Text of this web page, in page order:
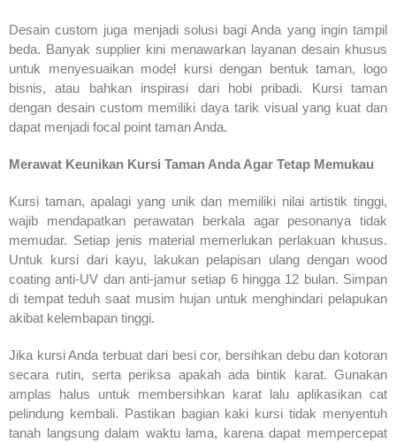
Desain custom juga menjadi solusi bagi Anda yang ingin tampil
beda. Banyak supplier kini menawarkan layanan desain khusus
untuk menyesuaikan model kursi dengan bentuk taman, logo
bisnis, atau bahkan inspirasi dari hobi pribadi. Kursi taman
dengan desain custom memiliki daya tarik visual yang kuat dan
dapat menjadi focal point taman Anda.
Merawat Keunikan Kursi Taman Anda Agar Tetap Memukau
Kursi taman, apalagi yang unik dan memiliki nilai artistik tinggi,
wajib mendapatkan perawatan berkala agar pesonanya tidak
memudar. Setiap jenis material memerlukan perlakuan khusus.
Untuk kursi dari kayu, lakukan pelapisan ulang dengan wood
coating anti-UV dan anti-jamur setiap 6 hingga 12 bulan. Simpan
di tempat teduh saat musim hujan untuk menghindari pelapukan
akibat kelembapan tinggi.
Jika kursi Anda terbuat dari besi cor, bersihkan debu dan kotoran
secara rutin, serta periksa apakah ada bintik karat. Gunakan
amplas halus untuk membersihkan karat lalu aplikasikan cat
pelindung kembali. Pastikan bagian kaki kursi tidak menyentuh
tanah langsung dalam waktu lama, karena dapat mempercepat